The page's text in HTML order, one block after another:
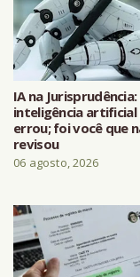
IA na Jurisprudência:
inteligência artificial
errou; foi você que
revisou
06 agosto, 2026